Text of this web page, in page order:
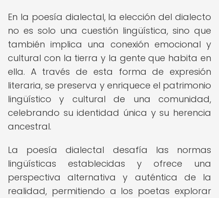
En la poesía dialectal, la elección del dialecto
no es solo una cuestión lingüística, sino que
también implica una conexión emocional y
cultural con la tierra y la gente que habita en
ella. A través de esta forma de expresión
literaria, se preserva y enriquece el patrimonio
lingüístico y cultural de una comunidad,
celebrando su identidad única y su herencia
ancestral.
La poesía dialectal desafía las normas
lingüísticas establecidas y ofrece una
perspectiva alternativa y auténtica de la
realidad, permitiendo a los poetas explorar